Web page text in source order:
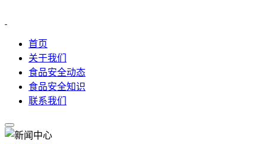
首页
关于我们
食品安全动态
食品安全知识
联系我们